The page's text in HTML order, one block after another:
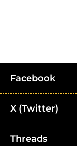
Facebook
X (Twitter)
Threads